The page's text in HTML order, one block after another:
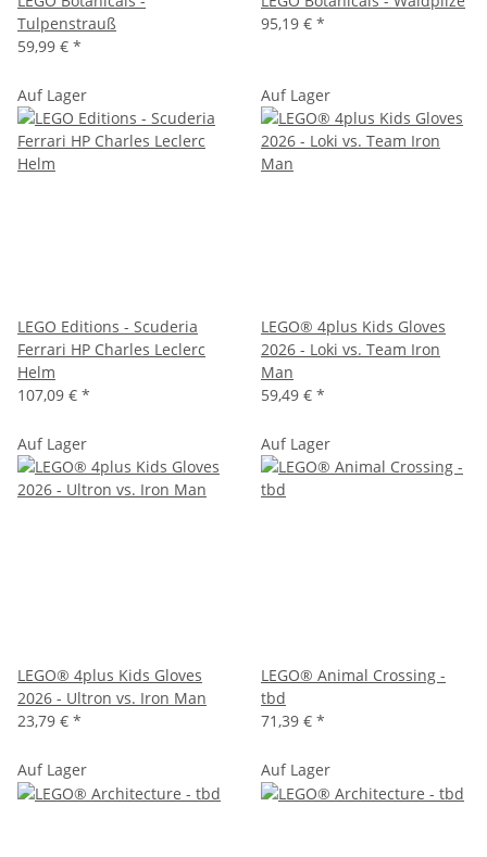
Tulpenstrauß
59,99 € *
95,19 € *
Auf Lager
LEGO Editions - Scuderia
Ferrari HP Charles Leclerc
Helm
107,09 € *
Auf Lager
LEGO® 4plus Kids Gloves
2026 - Loki vs. Team Iron
Man
59,49 € *
Auf Lager
LEGO® 4plus Kids Gloves
2026 - Ultron vs. Iron Man
23,79 € *
Auf Lager
LEGO® Animal Crossing -
tbd
71,39 € *
Auf Lager Auf Lager